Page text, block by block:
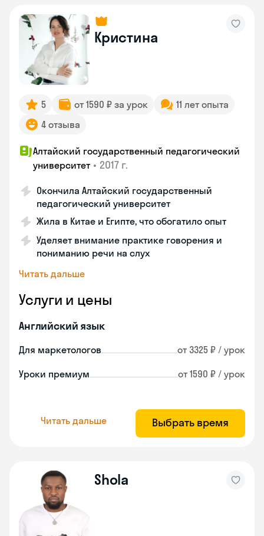
Кристина
5 от 1590 ₽ за урок
11 лет опыта
4 отзыва
Алтайский государственный педагогический
университет • 2017 г.
Окончила Алтайский государственный
педагогический университет
Жила в Китае и Египте, что обогатило опыт
Уделяет внимание практике говорения и
пониманию речи на слух
Читать дальше
Услуги и цены
Английский язык
Для маркетологов от 3325 ₽ / урок
Уроки премиум от 1590 ₽ / урок
Читать дальше Выбрать время
Shola